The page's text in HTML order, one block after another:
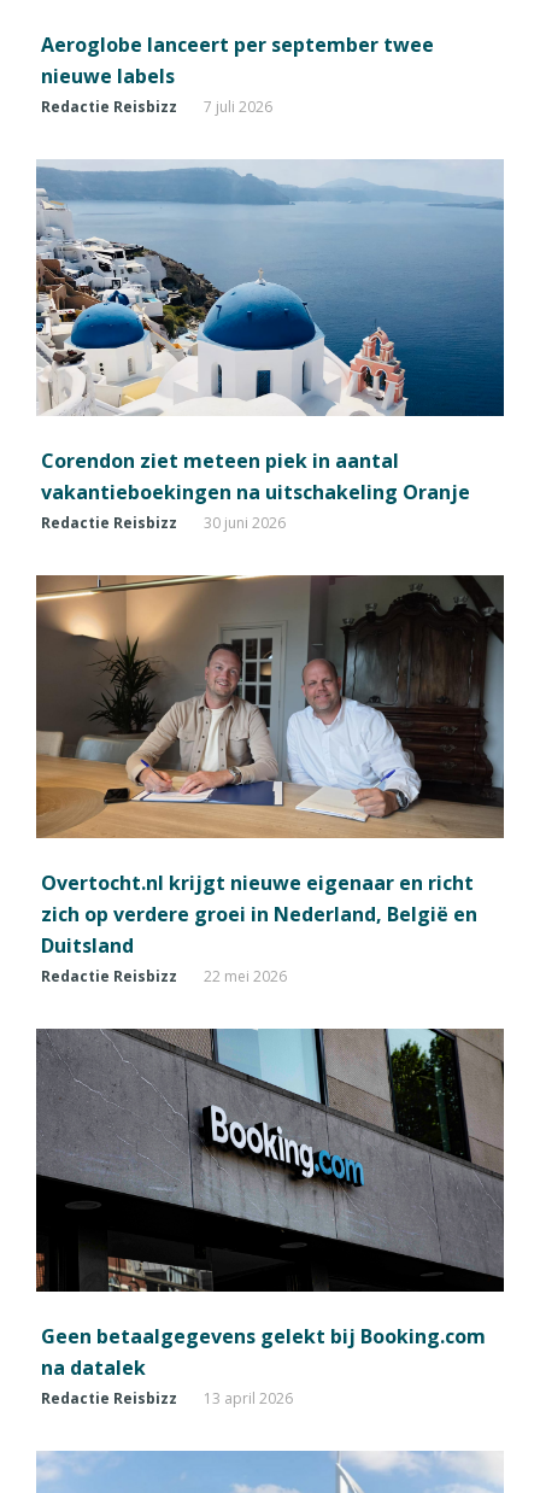
Aeroglobe lanceert per september twee
nieuwe labels
Redactie Reisbizz 7 juli 2026
Corendon ziet meteen piek in aantal
vakantieboekingen na uitschakeling Oranje
Redactie Reisbizz 30 juni 2026
Overtocht.nl krijgt nieuwe eigenaar en richt
zich op verdere groei in Nederland, België en
Duitsland
Redactie Reisbizz 22 mei 2026
Geen betaalgegevens gelekt bij Booking.com
na datalek
Redactie Reisbizz 13 april 2026